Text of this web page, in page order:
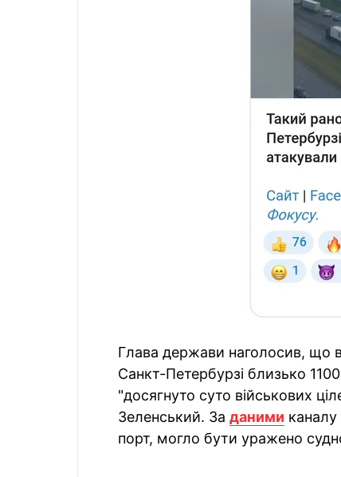
Глава держави наголосив, що
Санкт-Петербурзі близько
"досягнуто суто військових
Зеленський. За даними каналу
порт, могло бути уражено